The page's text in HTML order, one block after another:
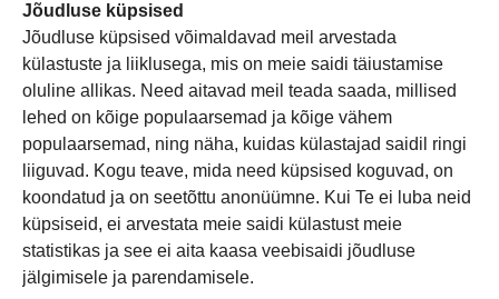
Jõudluse küpsised
Jõudluse küpsised võimaldavad meil arvestada
külastuste ja liiklusega, mis on meie saidi täiustamise
oluline allikas. Need aitavad meil teada saada, millised
lehed on kõige populaarsemad ja kõige vähem
populaarsemad, ning näha, kuidas külastajad saidil ringi
liiguvad. Kogu teave, mida need küpsised koguvad, on
koondatud ja on seetõttu anonüümne. Kui Te ei luba neid
küpsiseid, ei arvestata meie saidi külastust meie
statistikas ja see ei aita kaasa veebisaidi jõudluse
jälgimisele ja parendamisele.